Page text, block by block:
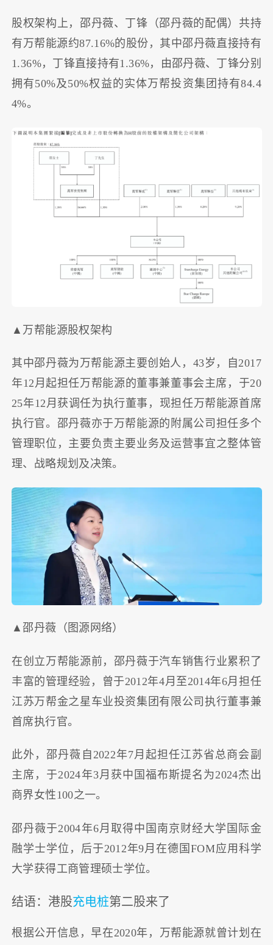
股权架构上，邵丹薇、丁锋（邵丹薇的配偶）共持
有万帮能源约87.16%的股份，其中邵丹薇直接持有
1.36%，丁锋直接持有1.36%，由邵丹薇、丁锋分别
拥有50%及50%权益的实体万帮投资集团持有84.4
4%。
▲万帮能源股权架构
其中邵丹薇为万帮能源主要创始人，43岁，自2017
年12月起担任万帮能源的董事兼董事会主席，于20
25年12月获调任为执行董事，现担任万帮能源首席
执行官。邵丹薇亦于万帮能源的附属公司担任多个
管理职位，主要负责主要业务及运营事宜之整体管
理、战略规划及决策。
▲邵丹薇（图源网络）
在创立万帮能源前，邵丹薇于汽车销售行业累积了
丰富的管理经验，曾于2012年4月至2014年6月担任
江苏万帮金之星车业投资集团有限公司执行董事兼
首席执行官。
此外，邵丹薇自2022年7月起担任江苏省总商会副
主席，于2024年3月获中国福布斯提名为2024杰出
商界女性100之一。
邵丹薇于2004年6月取得中国南京财经大学国际金
融学士学位，后于2012年9月在德国FOM应用科学
大学获得工商管理硕士学位。
结语：港股充电桩第二股来了
根据公开信息，早在2020年，万帮能源就曾计划在